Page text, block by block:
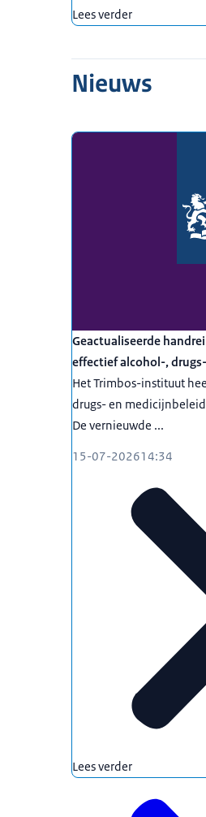
Lees verder
Nieuws
Geactualiseerde
effectief alcohol-,
Het Trimbos-instituut
drugs- en
De vernieuwde ...
15-07-202614:34
Lees verder